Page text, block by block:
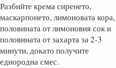
Разбийте крема сиренето,
маскарпонето, лимоновата кора,
половината от лимоновия сок и
половината от захарта за 2-3
минути, докато получите
еднородна смес.